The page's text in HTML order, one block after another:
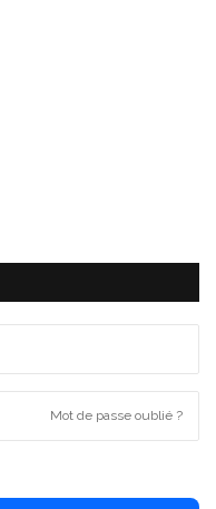
Mot de passe oublié ?